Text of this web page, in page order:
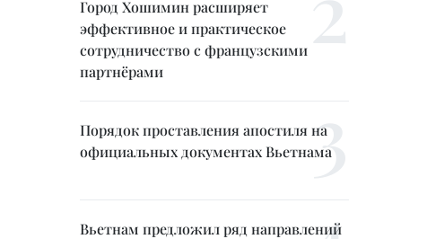
Город Хошимин расширяет
эффективное и практическое
сотрудничество с французскими
партнёрами
Порядок проставления апостиля на
официальных документах Вьетнама
Вьетнам предложил ряд направлений